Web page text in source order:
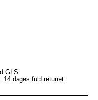
GLS.
14 dages fuld returret.